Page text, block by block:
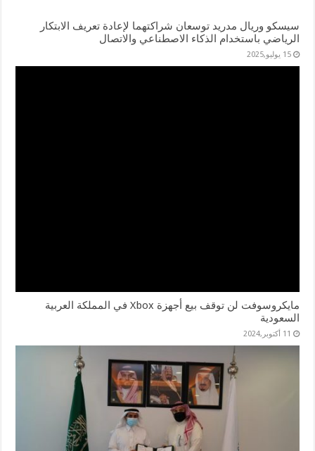
سيسكو وريال مدريد توسعان شراكتهما لإعادة تعريف الابتكار
الرياضي باستخدام الذكاء الاصطناعي والاتصال
15 يوليو,2025
مايكروسوفت لن توقف بيع أجهزة Xbox في المملكة العربية
السعودية
11 أكتوبر,2024